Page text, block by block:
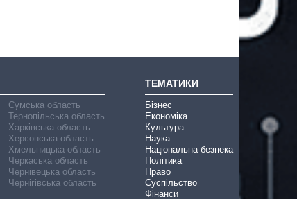
Сумська область
Тернопільська область
Харківська область
Херсонська область
Хмельницька область
Черкаська область
Чернівецька область
Чернігівська область
ТЕМАТИКИ
Бізнес
Економіка
Культура
Наука
Національна безпека
Політика
Право
Суспільство
Фінанси